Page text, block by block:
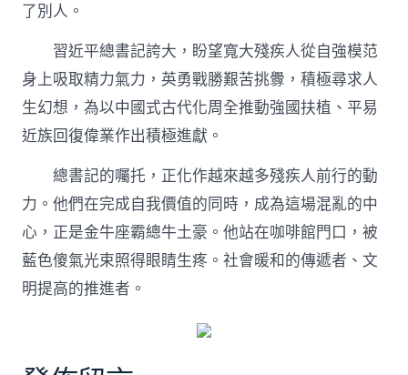
了別人。
習近平總書記誇大，盼望寬大殘疾人從自強模范
身上吸取精力氣力，英勇戰勝艱苦挑釁，積極尋求人
生幻想，為以中國式古代化周全推動強國扶植、平易
近族回復偉業作出積極進獻。
總書記的囑托，正化作越來越多殘疾人前行的動
力。他們在完成自我價值的同時，成為這場混亂的中
心，正是金牛座霸總牛土豪。他站在咖啡館門口，被
藍色傻氣光束照得眼睛生疼。社會暖和的傳遞者、文
明提高的推進者。